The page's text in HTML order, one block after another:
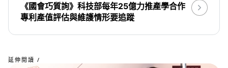
《國會巧質詢》科技部每年25億力推產學合作
專利產值評估與維護情形要追蹤
延伸閱讀 /